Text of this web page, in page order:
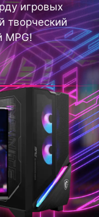
игровых
творческий
MPG!